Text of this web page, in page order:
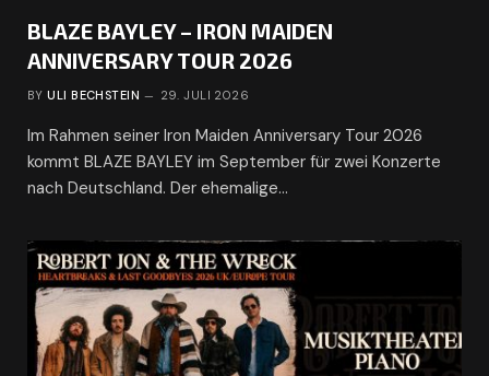
BLAZE BAYLEY – IRON MAIDEN
ANNIVERSARY TOUR 2026
BY ULI BECHSTEIN 29. JULI 2026
Im Rahmen seiner Iron Maiden Anniversary Tour 2026
kommt BLAZE BAYLEY im September für zwei Konzerte
nach Deutschland. Der ehemalige…